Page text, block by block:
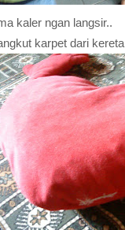
kaler ngan langsir..
karpet dari